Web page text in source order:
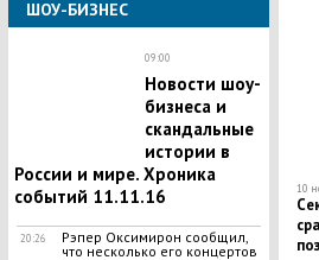
ШОУ-БИЗНЕС
09:00
Новости шоу-
бизнеса и
скандальные
истории в
России и мире. Хроника
событий 11.11.16
20:26
Рэпер Оксимирон сообщил,
что несколько его концертов
10